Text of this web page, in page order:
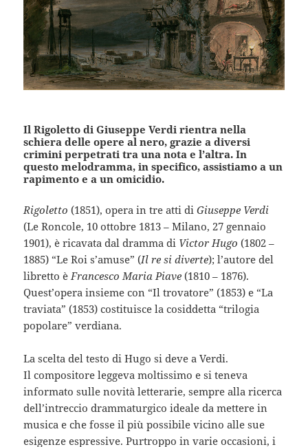
Il Rigoletto di Giuseppe Verdi rientra nella
schiera delle opere al nero, grazie a diversi
crimini perpetrati tra una nota e l’altra. In
questo melodramma, in specifico, assistiamo a un
rapimento e a un omicidio.
Rigoletto(1851), opera in tre atti diGiuseppe Verdi
(Le Roncole, 10 ottobre 1813 – Milano, 27 gennaio
1901), è ricavata dal dramma di Victor Hugo (1802 –
1885) “Le Roi s’amuse” (Il re si diverte); l’autore del
libretto èFrancesco Maria Piave (1810 – 1876).
Quest’opera insieme con “Il trovatore” (1853) e “La
traviata” (1853) costituisce la cosiddetta “trilogia
popolare” verdiana.
La scelta del testo di Hugo si deve a Verdi.
Il compositore leggeva moltissimo e si teneva
informato sulle novità letterarie, sempre alla ricerca
dell’intreccio drammaturgico ideale da mettere in
musica e che fosse il più possibile vicino alle sue
esigenze espressive. Purtroppo in varie occasioni, i